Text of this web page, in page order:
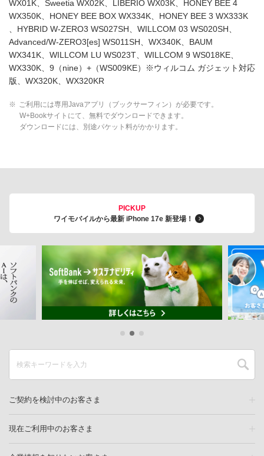
WX01K、Sweetia WX02K、LIBERIO WX03K、HONEY BEE 4
WX350K、HONEY BEE BOX WX334K、HONEY BEE 3 WX333K
、HYBRID W-ZERO3 WS027SH、WILLCOM 03 WS020SH、
Advanced/W-ZERO3[es] WS011SH、WX340K、BAUM
WX341K、WILLCOM LU WS023T、WILLCOM 9 WS018KE、
WX330K、9（nine）+（WS009KE）※ウィルコム ガジェット対応
版、WX320K、WX320KR
※ ご利用には専用Javaアプリ（ブックサーフィン）が必要です。
W+Bookサイトにて、無料でダウンロードできます。
ダウンロードには、別途パケット料がかかります。
PICKUP
ワイモバイルから最新 iPhone 17e 新登場！
ご契約を検討中のお客さま
現在ご利用中のお客さま